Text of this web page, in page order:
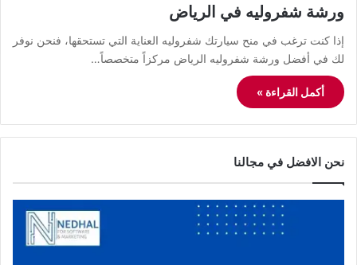
ورشة شفروليه في الرياض
إذا كنت ترغب في منح سيارتك شفروليه العناية التي تستحقها، فنحن نوفر
لك في أفضل ورشة شفروليه الرياض مركزاً متخصصاً…
أكمل القراءة »
نحن الافضل في مجالنا